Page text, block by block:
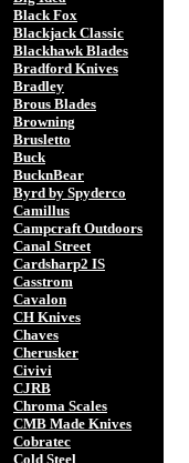
Black Fox
Blackjack Classic
Blackhawk Blades
Bradford Knives
Bradley
Brous Blades
Browning
Brusletto
Buck
BucknBear
Byrd by Spyderco
Camillus
Campcraft Outdoors
Canal Street
Cardsharp2 IS
Casstrom
Cavalon
CH Knives
Chaves
Cherusker
Civivi
CJRB
Chroma Scales
CMB Made Knives
Cobratec
Cold Steel